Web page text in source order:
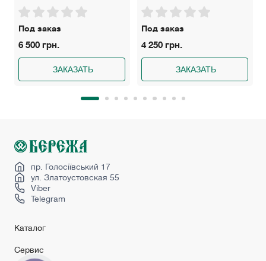
Под заказ
6 500 грн.
ЗАКАЗАТЬ
Под заказ
4 250 грн.
ЗАКАЗАТЬ
пр. Голосіївський 17
ул. Златоустовская 55
Viber
Telegram
Каталог
Сервис